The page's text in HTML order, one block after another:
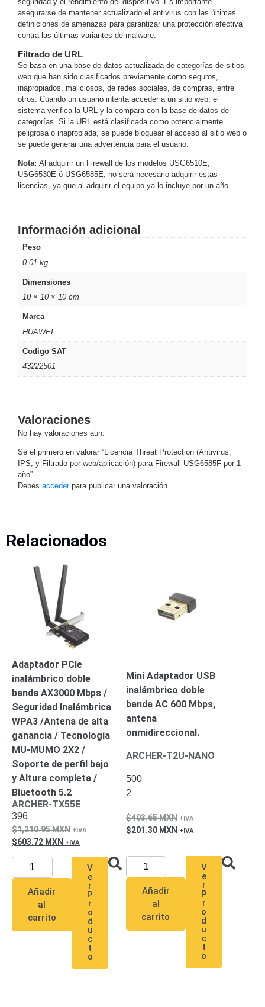
RecordersOcultas
-
Pinhole Profesionales
Caja PTZTérmicas
/ 4G /
Inalámbricas
Cámaras
y DVRs
HD
TurboHD
/ AHD /
HD-TVI
Ambientes
SalinosAntiexplosión BalaDomo
MotorizadoOcultas
Pinhole
Analógicas
- TurboHD
TVI / AHD
/ CVI
Drones,
Robots e
Industrial
Cámaras
Industriales
de
ParedBateríasFuentes
AlimentaciónFuentes
Alimentación
PoEPDU
Plantas
de
de Largo
Alcance
- No Break
Kits-
Sistemas
Completos
MegapixelTurboHD
de 4
CanalesTurboHD
de 8
Canales
Monitores
Pantallas
y
Mobiliario
Accesorios
de
/
MonitoresVideowall
Seguridad
Protección
Descargas
Coaxial
Corriente
Alterna
Corriente
Redes
asegurarse de mantener actualizado el antivirus con las últimas
definiciones de amenazas para garantizar una protección efectiva
contra las últimas variantes de malware.
Filtrado de URL
Se basa en una base de datos actualizada de categorías de sitios
web que han sido clasificados previamente como seguros,
inapropiados, maliciosos, de redes sociales, de compras, entre
otros. Cuando un usuario intenta acceder a un sitio web, el
sistema verifica la URL y la compara con la base de datos de
categorías. Si la URL está clasificada como potencialmente
peligrosa o inapropiada, se puede bloquear el acceso al sitio web o
se puede generar una advertencia para el usuario.
Nota: Al adquirir un Firewall de los modelos USG6510E,
USG6530E ó USG6585E, no será necesario adquirir estas
licencias, ya que al adquirir el equipo ya lo incluye por un año.
Información adicional
Peso
0.01 kg
Dimensiones
10 × 10 × 10 cm
Marca
HUAWEI
Codigo SAT
43222501
Valoraciones
No hay valoraciones aún.
Sé el primero en valorar “Licencia Threat Protection (Antivirus,
IPS, y Filtrado por web/aplicación) para Firewall USG6585F por 1
año”
Debes accederpara publicar una valoración.
Relacionados
Adaptador PCIe
inalámbrico doble
banda AX3000 Mbps /
Seguridad Inalámbrica
WPA3 /Antena de alta
ganancia / Tecnología
MU-MUMO 2X2 /
Soporte de perfil bajo
y Altura completa /
Bluetooth 5.2
ARCHER-TX55E
396
1,210.95MXN
603.72 MXN
Añadir
al
carrito
V
e
r
P
r
o
d
u
c
t
o
Mini Adaptador USB
inalámbrico doble
banda AC 600 Mbps,
antena
onmidireccional.
ARCHER-T2U-NANO
500
2
403.65MXN
201.30 MXN
Añadir
al
carrito
V
e
r
P
r
o
d
u
c
t
o